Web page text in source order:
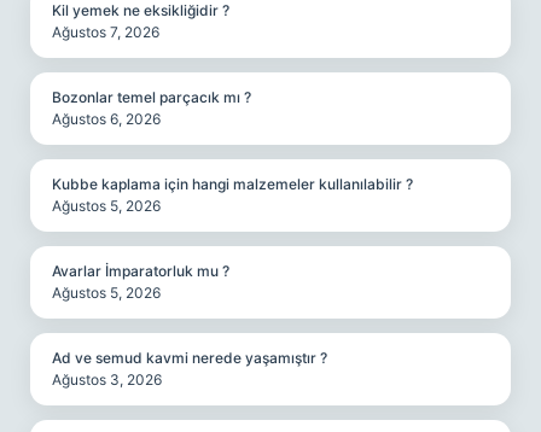
Kil yemek ne eksikliğidir ?
Ağustos 7, 2026
Bozonlar temel parçacık mı ?
Ağustos 6, 2026
Kubbe kaplama için hangi malzemeler kullanılabilir ?
Ağustos 5, 2026
Avarlar İmparatorluk mu ?
Ağustos 5, 2026
Ad ve semud kavmi nerede yaşamıştır ?
Ağustos 3, 2026